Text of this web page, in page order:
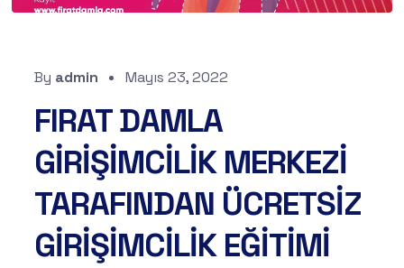
By admin Mayıs 23, 2022
FIRAT DAMLA
GİRİŞİMCİLİK MERKEZİ
TARAFINDAN ÜCRETSİZ
GİRİŞİMCİLİK EĞİTİMİ